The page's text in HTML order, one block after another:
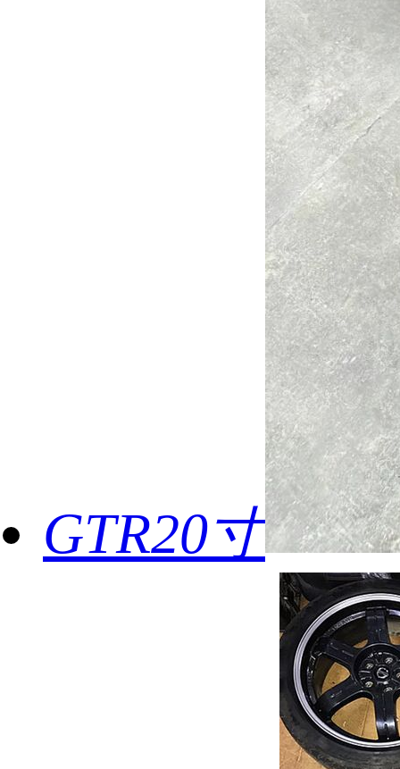
GTR20寸